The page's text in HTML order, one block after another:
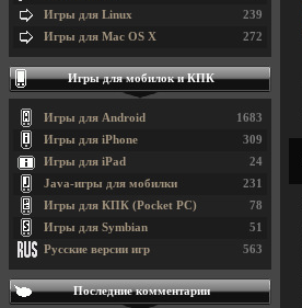
239
Игры для Linux
272
Игры для Mac OS X
Игры для мобилок и КПК
1683
Игры для Android
309
Игры для iPhone
24
Игры для iPad
231
Java-игры для мобилки
78
Игры для КПК (Pocket PC)
51
Игры для Symbian
563
Русские версии игр
Последние комментарии